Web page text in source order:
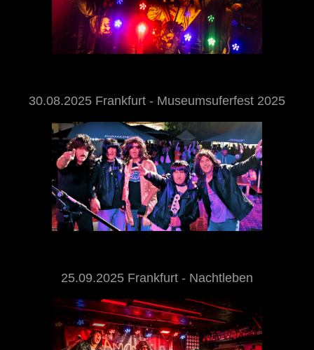
30.08.2025 Frankfurt - Museumsuferfest 2025
25.09.2025 Frankfurt - Nachtleben